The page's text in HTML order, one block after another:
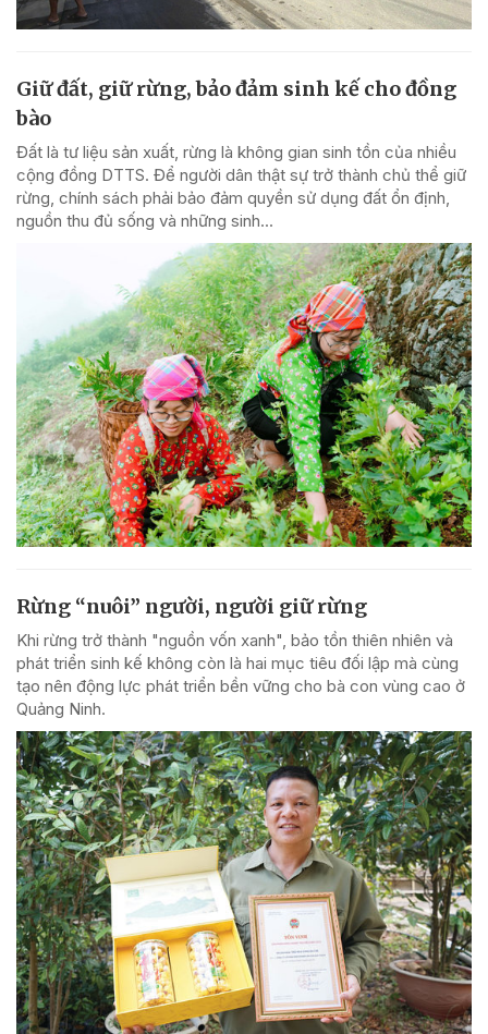
Giữ đất, giữ rừng, bảo đảm sinh kế cho đồng
bào
Đất là tư liệu sản xuất, rừng là không gian sinh tồn của nhiều
cộng đồng DTTS. Để người dân thật sự trở thành chủ thể giữ
rừng, chính sách phải bảo đảm quyền sử dụng đất ổn định,
nguồn thu đủ sống và những sinh...
Rừng “nuôi” người, người giữ rừng
Khi rừng trở thành "nguồn vốn xanh", bảo tồn thiên nhiên và
phát triển sinh kế không còn là hai mục tiêu đối lập mà cùng
tạo nên động lực phát triển bền vững cho bà con vùng cao ở
Quảng Ninh.